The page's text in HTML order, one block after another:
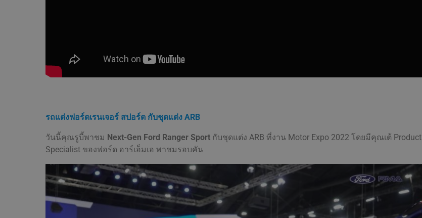
รถแต่งฟอร์ดเรนเจอร์ สปอร์ต กับชุดแต่ง ARB
วันนี้คุณรูบี้พาชม Next-Gen Ford Ranger Sportกับชุดแต่ง ARB ที่งาน Motor Expo 2022 โดยมีคุณเต้ Product
Specialist ของฟอร์ด อาร์เอ็มเอ พาชมรอบคัน